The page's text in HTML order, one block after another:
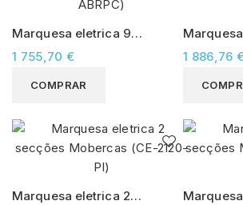
Marquesa eletrica 9
secções Mobercas (CE-
0177-ABRPC)
1 755,70 €
COMPRAR
secções
2135-ABPR)
1 886,76
Marquesa eletrica 2